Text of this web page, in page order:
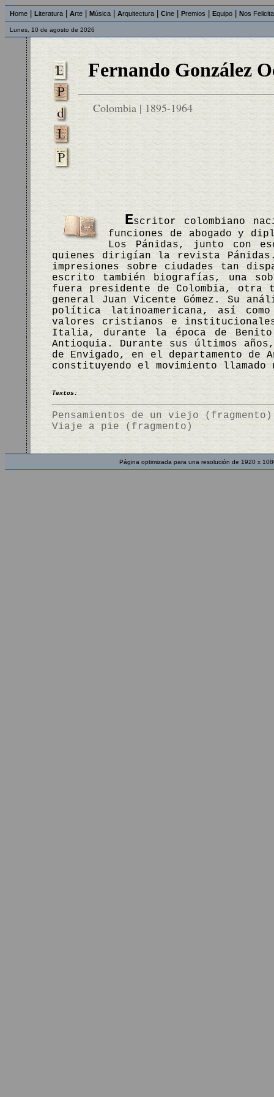
Home Literatura Arte Música Arquitectura Cine Premios Equipo Nos
Lunes, 10 de agosto de 2026
Fernando González
Colombia | 1895-1964
Escritor colombiano
funciones de abogado y
Los Pánidas, junto con
quienes dirigían la revista
impresiones sobre ciudades tan
escrito también biografías, una
fuera presidente de Colombia,
general Juan Vicente Gómez. Su
política latinoamericana, así
valores cristianos e
Italia, durante la época de
Antioquia. Durante sus últimos
de Envigado, en el departamento
constituyendo el movimiento
Textos:
Pensamientos de un viejo (fragmento)
Viaje a pie (fragmento)
Página optimizada para una resolución de 1920 x